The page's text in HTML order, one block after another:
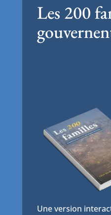
Les 200
Une version